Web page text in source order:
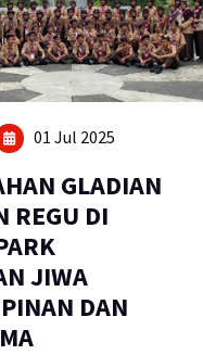
01 Jul 2025
GLADIAN
REGU DI
JIWA
DAN